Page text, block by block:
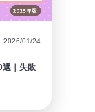
2026/01/24
選｜失敗